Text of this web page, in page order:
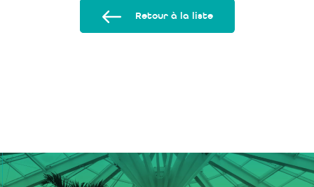
Retour à la liste